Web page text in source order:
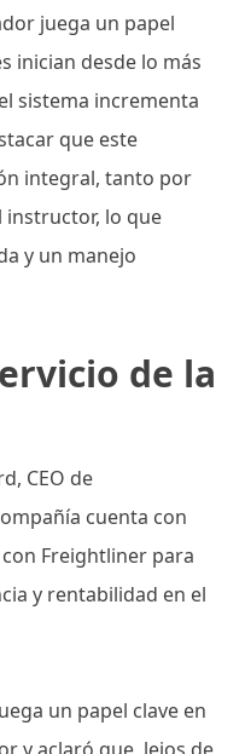
juega un papel
inician desde lo más
sistema incrementa
que este
integral, tanto por
lo que
y un manejo
de la
CEO de
cuenta con
Freightliner para
y rentabilidad en el
un papel clave en